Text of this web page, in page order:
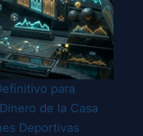
para
de la Casa
Deportivas